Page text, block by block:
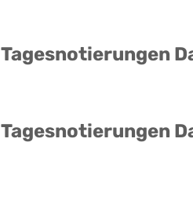
Tagesnotierungen
Tagesnotierungen